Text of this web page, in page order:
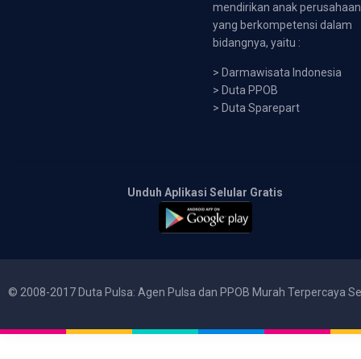
mendirikan anak perusahaan
yang berkompetensi dalam
bidangnya, yaitu :
> Darmawisata Indonesia
> Duta PPOB
> Duta Sparepart
Unduh Aplikasi Selular Gratis
© 2008-2017 Duta Pulsa: Agen Pulsa dan PPOB Murah Terpercaya